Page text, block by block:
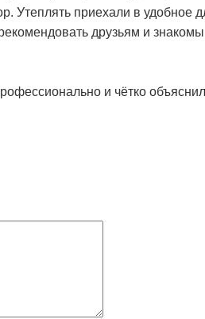
Утеплять приехали в
друзьям и
и чётко